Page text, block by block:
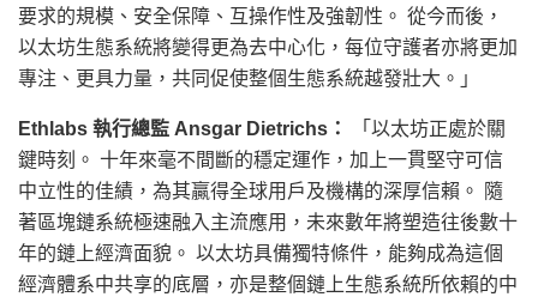
要求的規模、安全保障、互操作性及強韌性。 從今而後，
以太坊生態系統將變得更為去中心化，每位守護者亦將更加
專注、更具力量，共同促使整個生態系統越發壯大。」
Ethlabs 執行總監 Ansgar Dietrichs：
「以太坊正處於關
鍵時刻。 十年來毫不間斷的穩定運作，加上一貫堅守可信
中立性的佳績，為其贏得全球用戶及機構的深厚信賴。 隨
著區塊鏈系統極速融入主流應用，未來數年將塑造往後數十
年的鏈上經濟面貌。 以太坊具備獨特條件，能夠成為這個
經濟體系中共享的底層，亦是整個鏈上生態系統所依賴的中